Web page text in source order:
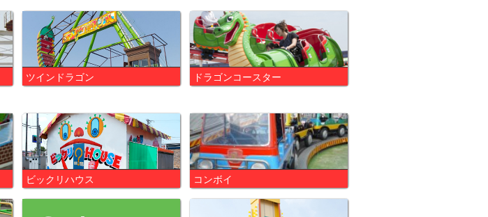
ツインドラゴン ドラゴンコースター
ビックリハウス コンボイ